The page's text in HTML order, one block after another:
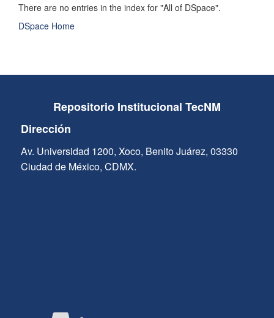
There are no entries in the index for "All of DSpace".
DSpace Home
Repositorio Institucional TecNM
Dirección
Av. Universidad 1200, Xoco, Benito Juárez, 03330
Ciudad de México, CDMX.